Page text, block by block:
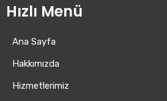
Hızlı Menü
Ana Sayfa
Hakkımızda
Hizmetlerimiz